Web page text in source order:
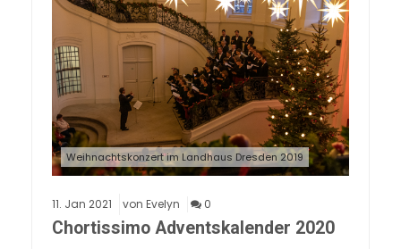
Weihnachtskonzert im Landhaus Dresden 2019
11. Jan 2021 von Evelyn 0
Chortissimo Adventskalender 2020